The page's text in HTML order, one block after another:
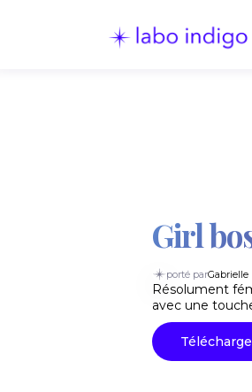
Girl
porté parGabrielle
Résolument
avec une